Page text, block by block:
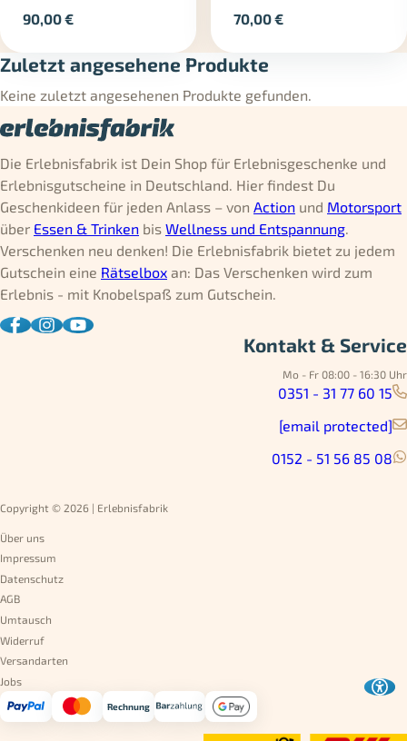
90,00€ 70,00€
Zuletzt angesehene Produkte
Keine zuletzt angesehenen Produkte gefunden.
Die Erlebnisfabrik ist Dein Shop für Erlebnisgeschenke und
Erlebnisgutscheine in Deutschland. Hier findest Du
Geschenkideen für jeden Anlass – von Action und Motorsport
über Essen & Trinken bis Wellness und Entspannung.
Verschenken neu denken! Die Erlebnisfabrik bietet zu jedem
Gutschein eine Rätselbox an: Das Verschenken wird zum
Erlebnis - mit Knobelspaß zum Gutschein.
Kontakt & Service
Mo - Fr 08:00 - 16:30 Uhr
0351 - 31 77 60 15
[email protected]
0152 - 51 56 85 08
Copyright © 2026 | Erlebnisfabrik
Über uns
Impressum
Datenschutz
AGB
Umtausch
Widerruf
Versandarten
Jobs
Rechnung